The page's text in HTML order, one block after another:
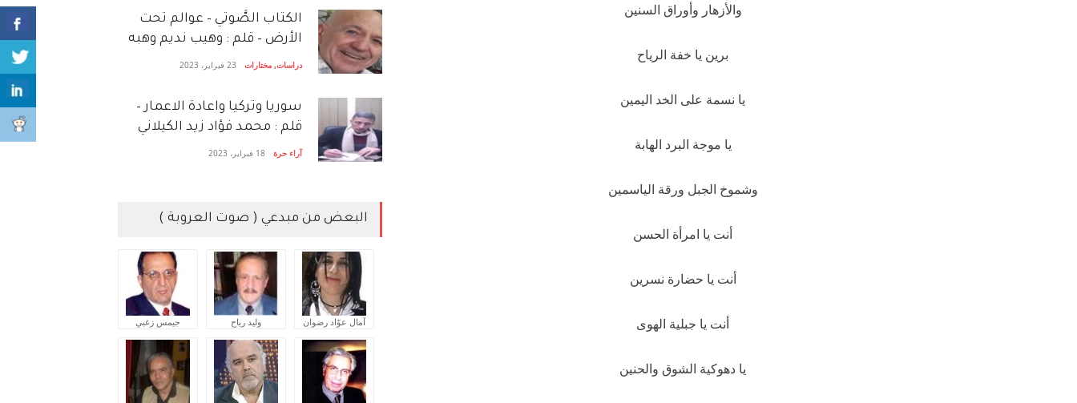
والأزهار وأوراق السنين
برين يا خفة الرياح
يا نسمة على الخد اليمين
يا موجة البرد الهابة
وشموخ الجبل ورقة الياسمين
أنت يا امرأة الحسن
أنت يا حضارة نسرين
أنت يا جبلية الهوى
يا دهوكية الشوق والحنين
الكتاب الصَّوتي – عوالم تحت
الأرض – قلم : وهيب نديم وهبه
دراسات, مختارات 23 فبراير، 2023
سوريا وتركيا واعادة الاعمار –
قلم : محمد فؤاد زيد الكيلاني
آراء حرة 18 فبراير، 2023
البعض من مبدعي ( صوت العروبة )
آمال عوّاد رضوان وليد رباح جيمس زغبي